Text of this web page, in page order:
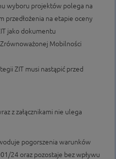
wyboru projektów polega na
przedłożenia na etapie oceny
jako dokumentu
Mobilności
ZIT musi nastąpić przed
z załącznikami nie ulega
pogorszenia warunków
24 oraz pozostaje bez wpływu